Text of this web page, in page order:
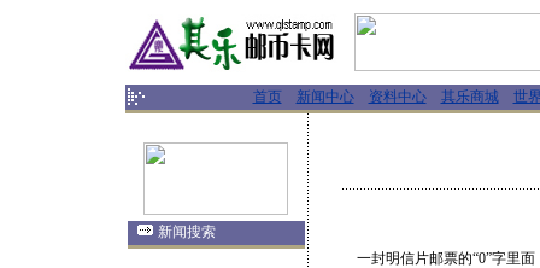
首页 新闻中心 资料中心 其乐商城 世
新闻搜索
一封明信片邮票的“0”字里